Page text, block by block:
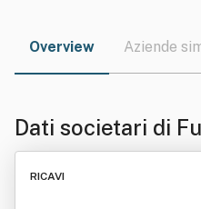
Overview Aziende
Dati societari di
RICAVI